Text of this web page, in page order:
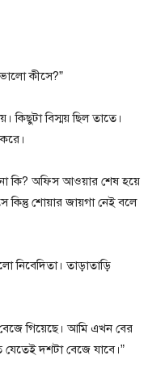
কীসে?”
কিছুটা বিস্ময় ছিল তাতে।
কি? অফিস আওয়ার শেষ হয়ে
শোয়ার জায়গা নেই বলে
নিবেদিতা। তাড়াতাড়ি
গিয়েছে। আমি এখন বের
দশটা বেজে যাবে।”